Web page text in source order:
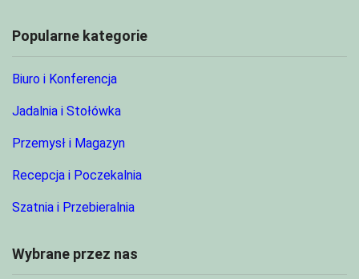
Popularne kategorie
Biuro i Konferencja
Jadalnia i Stołówka
Przemysł i Magazyn
Recepcja i Poczekalnia
Szatnia i Przebieralnia
Wybrane przez nas